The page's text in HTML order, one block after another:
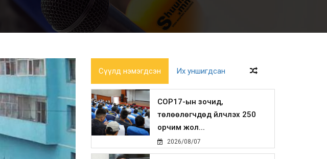
Сүүлд нэмэгдсэн Их уншигдсан
COP17-ын зочид,
төлөөлөгчдөд үйлчлэх 250
орчим жол...
2026/08/07